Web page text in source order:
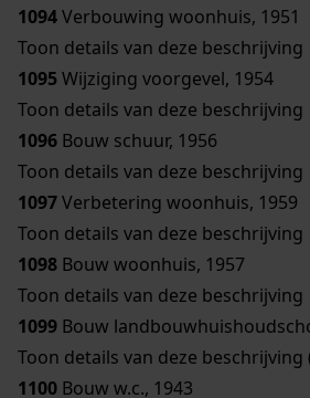
1094Verbouwing woonhuis, 1951
Toon details van deze beschrijving
1095Wijziging voorgevel, 1954
Toon details van deze beschrijving
1096 Bouw schuur, 1956
Toon details van deze beschrijving
1097Verbetering woonhuis, 1959
Toon details van deze beschrijving
1098 Bouw woonhuis, 1957
Toon details van deze beschrijving
1099 Bouw
Toon details van deze beschrijving
1100 Bouw w.c., 1943